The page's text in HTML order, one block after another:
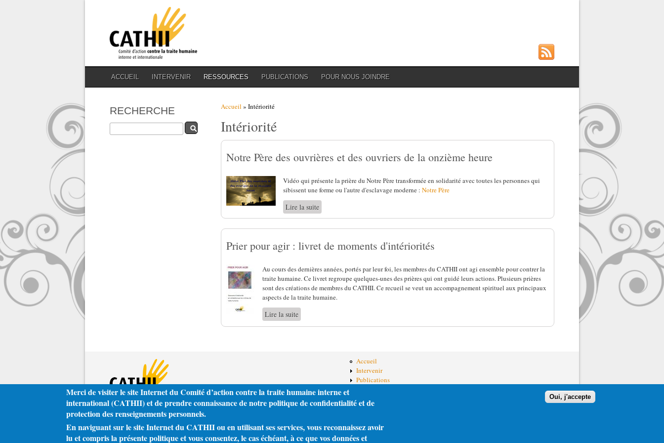
ACCUEIL INTERVENIR RESSOURCES PUBLICATIONS POUR NOUS JOINDRE
RECHERCHE
Rechercher
Vous êtes ici
Accueil » Intériorité
Intériorité
Notre Père des ouvrières et des ouvriers de la onzième heure
Vidéo qui présente la prière du Notre Père transformée en solidarité avec toutes les personnes qui
sibissent une forme ou l'autre d'esclavage moderne : Notre Père
Lire la suite
Prier pour agir : livret de moments d'intériorités
Au cours des dernières années, portés par leur foi, les membres du CATHII ont agi ensemble pour contrer la
traite humaine. Ce livret regroupe quelques-unes des prières qui ont guidé leurs actions. Plusieurs prières
sont des créations de membres du CATHII. Ce recueil se veut un accompagnement spirituel aux principaux
aspects de la traite humaine.
Lire la suite
Accueil
Intervenir
Publications
Pour nous joindre
Merci de visiter le site Internet du Comité d’action contre la traite humaine interne et
international (CATHII) et de prendre connaissance de notre politique de confidentialité et de
protection des renseignements personnels.
En naviguant sur le site Internet du CATHII ou en utilisant ses services, vous reconnaissez avoir
lu et compris la présente politique et vous consentez, le cas échéant, à ce que vos données et
Oui, j'accepte